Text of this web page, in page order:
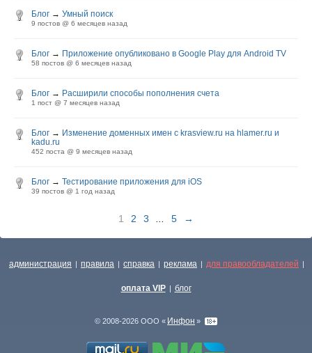
Блог → Умный поиск
9 постов @ 6 месяцев назад
Блог → Приложение опубликовано в Google Play для Android TV
58 постов @ 6 месяцев назад
Блог → Расширили способы пополнения счета
1 пост @ 7 месяцев назад
Блог → Изменение доменных имен с krasview.ru на hlamer.ru и
kadu.ru
452 поста @ 9 месяцев назад
Блог → Тестирование приложения для iOS
39 постов @ 1 год назад
1 2 3 ... 5 →
администрация | правила | справка | реклама | для правообладателей |
оплата VIP | блог
© 2008-2026 ООО « Инфон »